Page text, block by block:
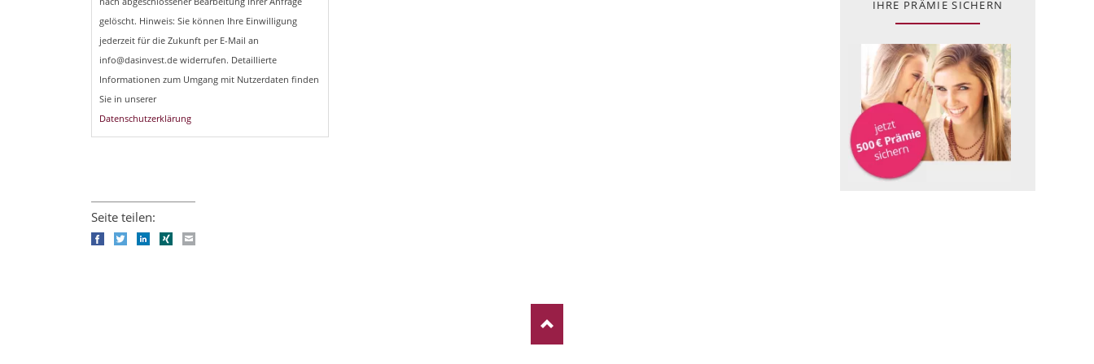
gelöscht. Hinweis: Sie können Ihre Einwilligung
jederzeit für die Zukunft per E-Mail an
info@dasinvest.de widerrufen. Detaillierte
Informationen zum Umgang mit Nutzerdaten finden
Sie in unserer
Datenschutzerklärung
Seite teilen:
FacebookTwitterLinkedIn
Xing
IHRE PRÄMIE SICHERN